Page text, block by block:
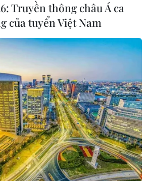
trong các vòng bỏ phiếu, tỷ lệ
cũng đang gia tăng tại các
sau khi cựu Bộ trưởng Tài chính
trở nên hiệu quả.
Truyền thông châu Á ca
của tuyển Việt Nam